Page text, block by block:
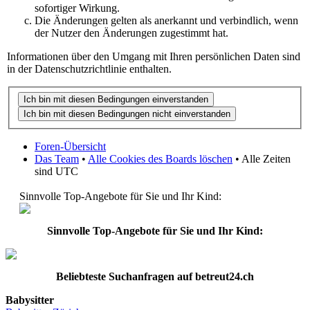
sofortiger Wirkung.
Die Änderungen gelten als anerkannt und verbindlich, wenn
der Nutzer den Änderungen zugestimmt hat.
Informationen über den Umgang mit Ihren persönlichen Daten sind
in der Datenschutzrichtlinie enthalten.
Foren-Übersicht
Das Team • Alle Cookies des Boards löschen • Alle Zeiten
sind UTC
Sinnvolle Top-Angebote für Sie und Ihr Kind:
Sinnvolle Top-Angebote für Sie und Ihr Kind:
Beliebteste Suchanfragen aufbetreut24.ch
Babysitter